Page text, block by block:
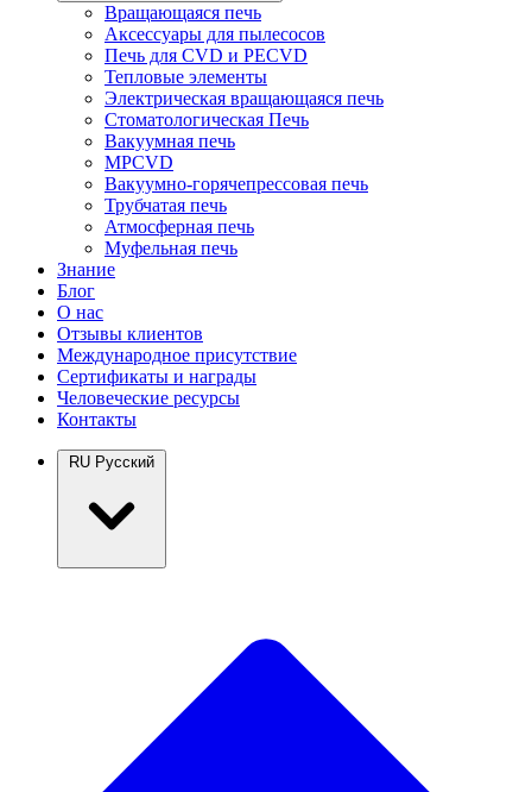
Вращающаяся печь
Аксессуары для пылесосов
Печь для CVD и PECVD
Тепловые элементы
Электрическая вращающаяся печь
Стоматологическая Печь
Вакуумная печь
MPCVD
Вакуумно-горячепрессовая печь
Трубчатая печь
Атмосферная печь
Муфельная печь
Знание
Блог
О нас
Отзывы клиентов
Международное присутствие
Сертификаты и награды
Человеческие ресурсы
Контакты
RU Русский